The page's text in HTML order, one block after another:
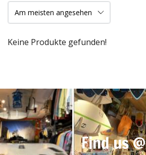
Keine Produkte gefunden!
Find us @